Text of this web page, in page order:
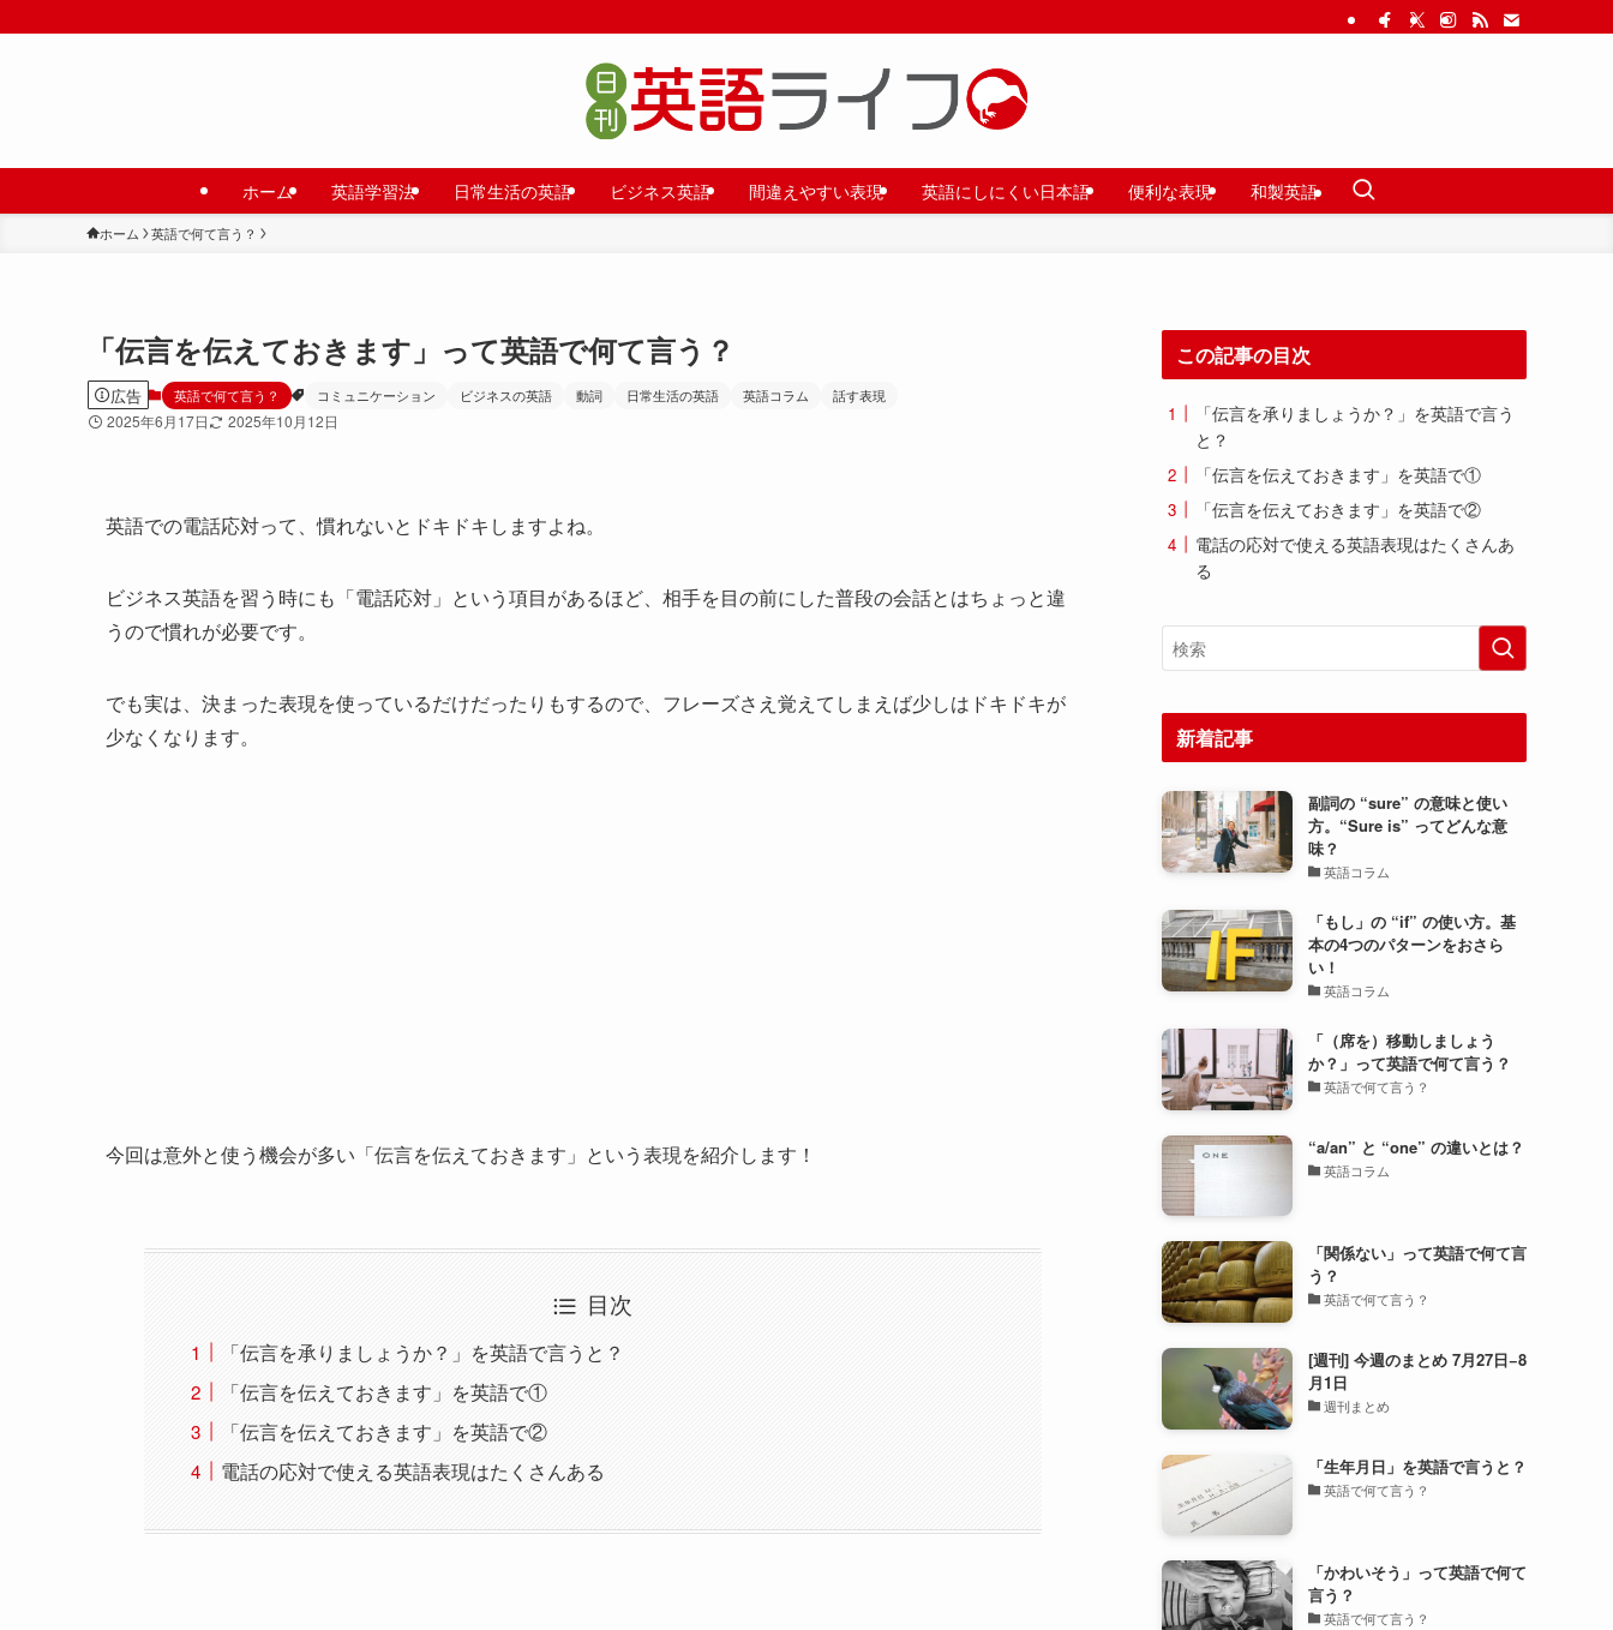
ホーム 英語学習法 日常生活の英語 ビジネス英語 間違えやすい表現 英語にしにくい日本語 便利な表現 和製英語
ホーム 英語で何て言う？
「伝言を伝えておきます」って英語で何て言う？
広告 英語で何て言う？ コミュニケーション ビジネスの英語 動詞 日常生活の英語 英語コラム 話す表現
2025年6月17日 2025年10月12日
英語での電話応対って、慣れないとドキドキしますよね。
ビジネス英語を習う時にも「電話応対」という項目があるほど、相手を目の前にした普段の会話とはちょっと違
うので慣れが必要です。
でも実は、決まった表現を使っているだけだったりもするので、フレーズさえ覚えてしまえば少しはドキドキが
少なくなります。
今回は意外と使う機会が多い「伝言を伝えておきます」という表現を紹介します！
目次
「伝言を承りましょうか？」を英語で言うと？
「伝言を伝えておきます」を英語で①
「伝言を伝えておきます」を英語で②
電話の応対で使える英語表現はたくさんある
この記事の目次
「伝言を承りましょうか？」を英語で言う
と？
「伝言を伝えておきます」を英語で①
「伝言を伝えておきます」を英語で②
電話の応対で使える英語表現はたくさんあ
る
新着記事
副詞の “sure” の意味と使い
方。“Sure is” ってどんな意
味？
英語コラム
「もし」の “if” の使い方。基
本の4つのパターンをおさら
い！
英語コラム
「（席を）移動しましょう
か？」って英語で何て言う？
英語で何て言う？
“a/an” と “one” の違いとは？
英語コラム
「関係ない」って英語で何て言
う？
英語で何て言う？
[週刊] 今週のまとめ 7月27日−8
月1日
週刊まとめ
「生年月日」を英語で言うと？
英語で何て言う？
「かわいそう」って英語で何て
言う？
英語で何て言う？